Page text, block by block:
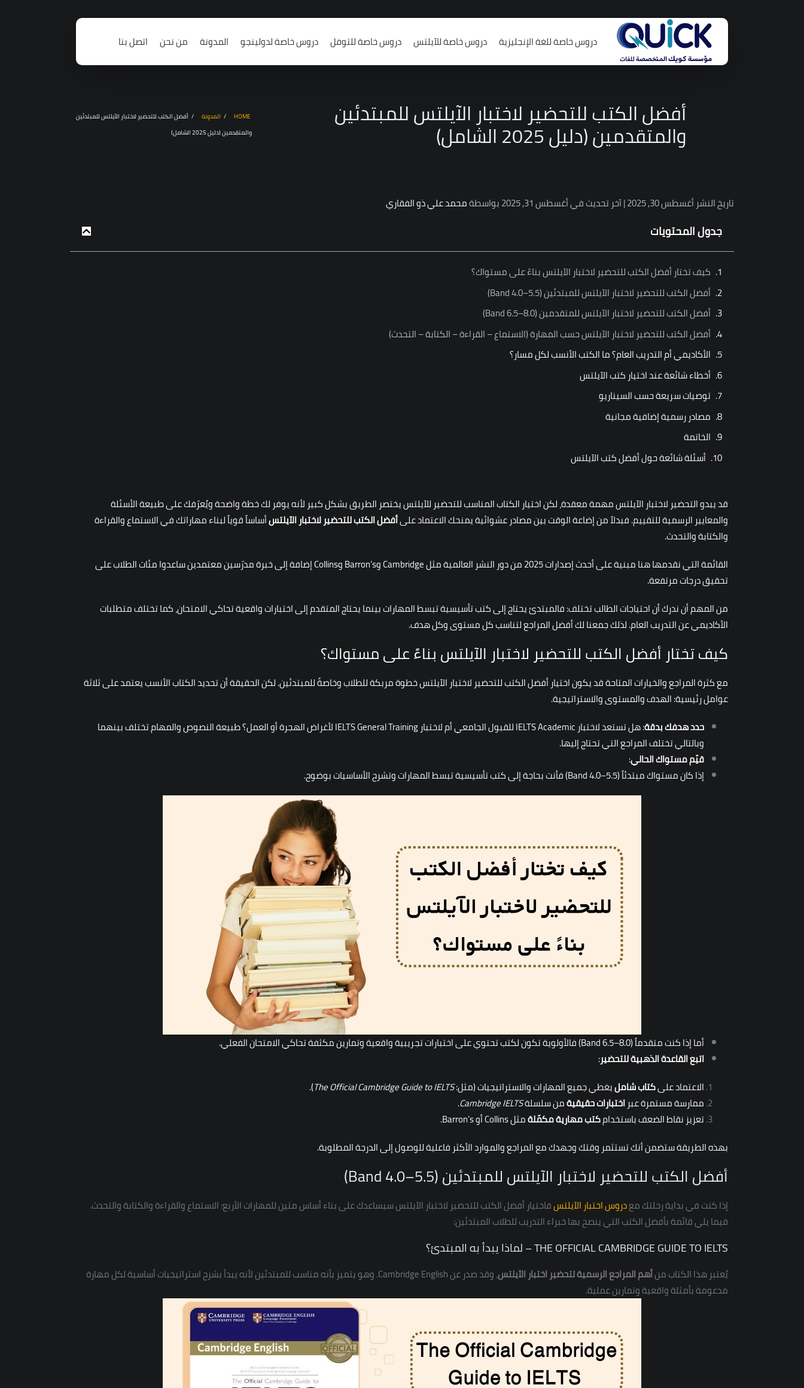
دروس خاصة للغة الإنجليزية دروس خاصة للآيلتس دروس خاصة للتوفل دروس خاصة لدولينجو المدونة من نحن اتصل بنا
أفضل الكتب للتحضير لاختبار الآيلتس للمبتدئين
والمتقدمين (دليل 2025 الشامل)
HOME المدونة
أفضل الكتب للتحضير لاختبار الآيلتس للمبتدئين
والمتقدمين (دليل 2025 الشامل)
تاريخ النشر أغسطس 30, 2025 | آخر تحديث في أغسطس 31, 2025 بواسطة محمد علي ذو الفقاري
جدول المحتويات
كيف تختار أفضل الكتب للتحضير لاختبار الآيلتس بناءً على مستواك؟
أفضل الكتب للتحضير لاختبار الآيلتس للمبتدئين (Band 4.0–5.5)
أفضل الكتب للتحضير لاختبار الآيلتس للمتقدمين (Band 6.5–8.0)
أفضل الكتب للتحضير لاختبار الآيلتس حسب المهارة (الاستماع – القراءة – الكتابة – التحدث)
الأكاديمي أم التدريب العام؟ ما الكتب الأنسب لكل مسار؟
أخطاء شائعة عند اختيار كتب الآيلتس
توصيات سريعة حسب السيناريو
مصادر رسمية إضافية مجانية
الخاتمة
أسئلة شائعة حول أفضل كتب الآيلتس
قد يبدو التحضير لاختبار الآيلتس مهمة معقدة، لكن اختيار الكتاب المناسب للتحضير للآيلتس يختصر الطريق بشكل كبير لأنه يوفر لك خطة واضحة ويُعرّفك على طبيعة الأسئلة
والمعايير الرسمية للتقييم. فبدلاً من إضاعة الوقت بين مصادر عشوائية يمنحك الاعتماد علىأفضل الكتب للتحضير لاختبار الآيلتسأساساً قوياً لبناء مهاراتك في الاستماع والقراءة
والكتابة والتحدث.
القائمة التي نقدمها هنا مبنية على أحدث إصدارات 2025 من دور النشر العالمية مثل Cambridge وBarron’s وCollins إضافة إلى خبرة مدرّسين معتمدين ساعدوا مئات الطلاب على
تحقيق درجات مرتفعة.
من المهم أن ندرك أن احتياجات الطالب تختلف: فالمبتدئ يحتاج إلى كتب تأسيسية تبسط المهارات بينما يحتاج المتقدم إلى اختبارات واقعية تحاكي الامتحان، كما تختلف متطلبات
الأكاديمي عن التدريب العام. لذلك جمعنا لك أفضل المراجع لتناسب كل مستوى وكل هدف.
كيف تختار أفضل الكتب للتحضير لاختبار الآيلتس بناءً على مستواك؟
مع كثرة المراجع والخيارات المتاحة قد يكون اختيار أفضل الكتب للتحضير لاختبار الآيلتس خطوة مربكة للطلاب وخاصةً للمبتدئين. لكن الحقيقة أن تحديد الكتاب الأنسب يعتمد على ثلاثة
عوامل رئيسية: الهدف والمستوى والاستراتيجية.
حدد هدفك بدقة
: هل تستعد لاختبار IELTS Academic للقبول الجامعي أم لاختبار IELTS General Training لأغراض الهجرة أو العمل؟ طبيعة النصوص والمهام تختلف بينهما
وبالتالي تختلف المراجع التي تحتاج إليها.
قيّم مستواك الحالي:
إذا كان مستواك مبتدئاً (Band 4.0–5.5) فأنت بحاجة إلى كتب تأسيسية تبسط المهارات وتشرح الأساسيات بوضوح.
أما إذا كنت متقدماً (Band 6.5–8.0) فالأولوية تكون لكتب تحتوي على اختبارات تجريبية واقعية وتمارين مكثفة تحاكي الامتحان الفعلي.
اتبع القاعدة الذهبية للتحضير:
الاعتماد علىكتاب شامليغطي جميع المهارات والاستراتيجيات (مثل:The Official Cambridge Guide to IELTS
).
ممارسة مستمرة عبر اختبارات حقيقيةمن سلسلةCambridge IELTS
.
تعزيز نقاط الضعف باستخدامكتب مهارية مكمّلةمثل Collins أو Barron’s.
بهذه الطريقة ستضمن أنك تستثمر وقتك وجهدك مع المراجع والموارد الأكثر فاعلية للوصول إلى الدرجة المطلوبة.
أفضل الكتب للتحضير لاختبار الآيلتس للمبتدئين (Band 4.0–5.5)
إذا كنت في بداية رحلتك معدروس اختبار الآيلتسفاختيار أفضل الكتب للتحضير لاختبار الآيلتس سيساعدك على بناء أساس متين للمهارات الأربع: الاستماع والقراءة والكتابة والتحدث.
فيما يلي قائمة بأفضل الكتب التي ينصح بها خبراء التدريب للطلاب المبتدئين:
THE OFFICIAL CAMBRIDGE GUIDE TO IELTS – لماذا يبدأ به المبتدئ؟
يُعتبر هذا الكتاب منأهم المراجع الرسمية لتحضير اختبار الآيلتس
، وقد صدر عن Cambridge English. وهو يتميز بأنه مناسب للمبتدئين لأنه يبدأ بشرح استراتيجيات أساسية لكل مهارة
مدعومة بأمثلة واقعية وتمارين عملية.